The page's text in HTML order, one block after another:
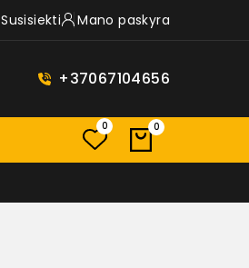
Susisiekti Mano paskyra
+37067104656
0 0